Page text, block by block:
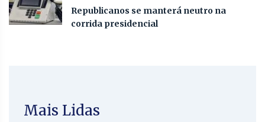
Republicanos se manterá neutro na
corrida presidencial
Mais Lidas